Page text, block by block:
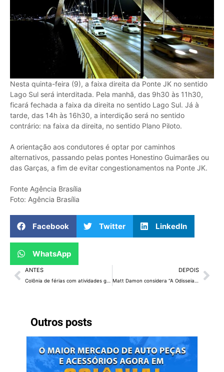
Outros posts
Nesta quinta-feira (9), a faixa direita da Ponte JK no sentido
Lago Sul será interditada. Pela manhã, das 9h30 às 11h30,
ficará fechada a faixa da direita no sentido Lago Sul. Já à
tarde, das 14h às 16h30, a interdição será no sentido
contrário: na faixa da direita, no sentido Plano Piloto.
A orientação aos condutores é optar por caminhos
alternativos, passando pelas pontes Honestino Guimarães ou
das Garças, a fim de evitar congestionamentos na Ponte JK.
Fonte Agência Brasília
Foto: Agência Brasília
Facebook Twitter LinkedIn
WhatsApp
ANTES DEPOIS